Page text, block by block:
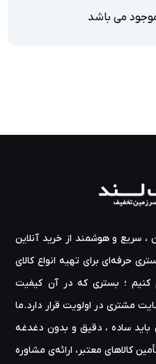
می باشد
، سریع و هوشمند از خرید آنلاین
حرفه‌ای برای تهیه‌ انواع کالای
کنیم ؛ بستری که در آن کیفیت
مشتری در اولویت قرار دارد.ما
باید ساده ، دقیق و بدون دغدغه
کالاهای معتبر، ارائه‌ی مشاوره‌